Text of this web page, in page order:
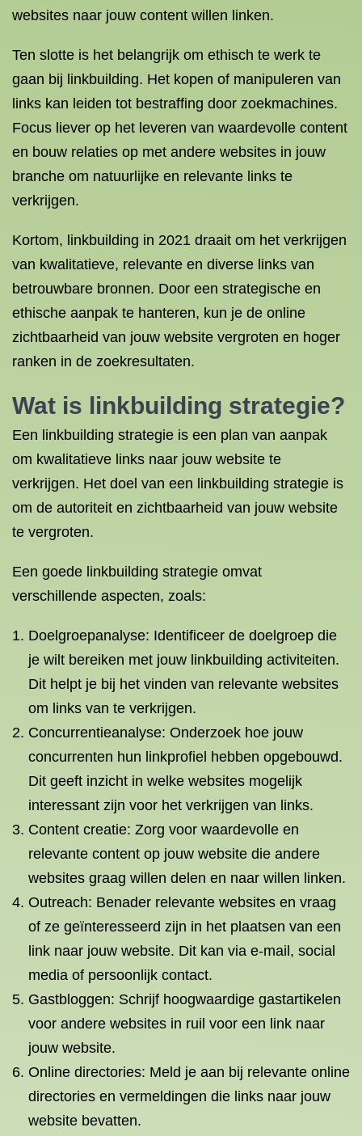
websites naar jouw content willen linken.
Ten slotte is het belangrijk om ethisch te werk te
gaan bij linkbuilding. Het kopen of manipuleren van
links kan leiden tot bestraffing door zoekmachines.
Focus liever op het leveren van waardevolle content
en bouw relaties op met andere websites in jouw
branche om natuurlijke en relevante links te
verkrijgen.
Kortom, linkbuilding in 2021 draait om het verkrijgen
van kwalitatieve, relevante en diverse links van
betrouwbare bronnen. Door een strategische en
ethische aanpak te hanteren, kun je de online
zichtbaarheid van jouw website vergroten en hoger
ranken in de zoekresultaten.
Wat is linkbuilding strategie?
Een linkbuilding strategie is een plan van aanpak
om kwalitatieve links naar jouw website te
verkrijgen. Het doel van een linkbuilding strategie is
om de autoriteit en zichtbaarheid van jouw website
te vergroten.
Een goede linkbuilding strategie omvat
verschillende aspecten, zoals:
Doelgroepanalyse: Identificeer de doelgroep die
je wilt bereiken met jouw linkbuilding activiteiten.
Dit helpt je bij het vinden van relevante websites
om links van te verkrijgen.
Concurrentieanalyse: Onderzoek hoe jouw
concurrenten hun linkprofiel hebben opgebouwd.
Dit geeft inzicht in welke websites mogelijk
interessant zijn voor het verkrijgen van links.
Content creatie: Zorg voor waardevolle en
relevante content op jouw website die andere
websites graag willen delen en naar willen linken.
Outreach: Benader relevante websites en vraag
of ze geïnteresseerd zijn in het plaatsen van een
link naar jouw website. Dit kan via e-mail, social
media of persoonlijk contact.
Gastbloggen: Schrijf hoogwaardige gastartikelen
voor andere websites in ruil voor een link naar
jouw website.
Online directories: Meld je aan bij relevante online
directories en vermeldingen die links naar jouw
website bevatten.